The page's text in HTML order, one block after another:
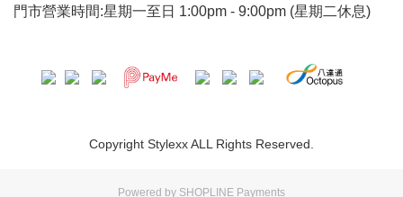
門市營業時間:星期一至日 1:00pm - 9:00pm (星期二休息)
Copyright Stylexx ALL Rights Reserved.
Powered by SHOPLINE Payments